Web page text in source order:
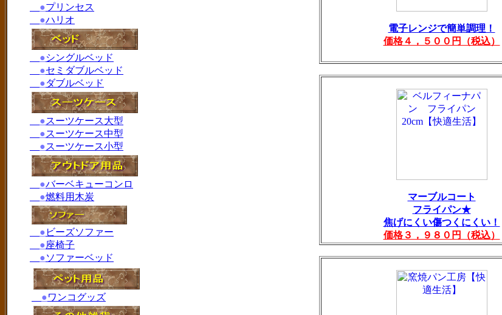
電子レンジで簡単調理！
価格４，５００円（税込）
マーブルコート
フライパン★
焦げにくい傷つくにくい！
価格３，９８０円（税込）
●プリンセス
●ハリオ
●シングルベッド
●セミダブルベッド
●ダブルベッド
●スーツケース大型
●スーツケース中型
●スーツケース小型
●バーベキューコンロ
●燃料用木炭
● ビーズソファー
●座椅子
●ソファーベッド
●ワンコグッズ